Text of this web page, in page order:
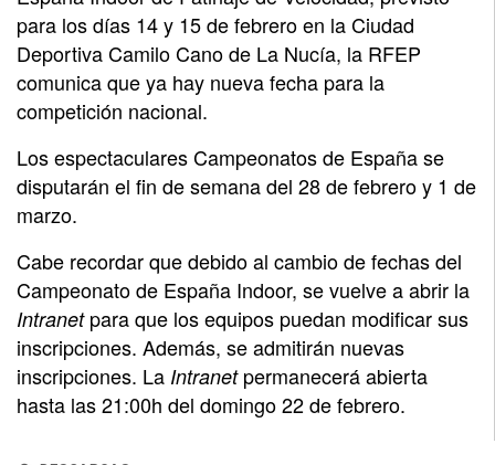
para los días 14 y 15 de febrero en la Ciudad
Deportiva Camilo Cano de La Nucía, la RFEP
comunica que ya hay nueva fecha para la
competición nacional.
Los espectaculares Campeonatos de España se
disputarán el fin de semana del 28 de febrero y 1 de
marzo.
Cabe recordar que debido al cambio de fechas del
Campeonato de España Indoor, se vuelve a abrir la
Intranet para que los equipos puedan modificar sus
inscripciones. Además, se admitirán nuevas
inscripciones. La Intranet permanecerá abierta
hasta las 21:00h del domingo 22 de febrero.